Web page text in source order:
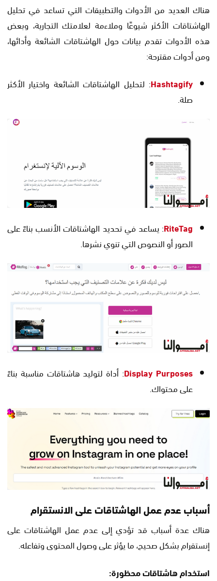
هناك العديد من الأدوات والتطبيقات التي تساعد في تحليل
الهاشتاقات الأكثر شيوعًا وملاءمة لعلامتك التجارية، وبعض
هذه الأدوات تقدم بيانات حول الهاشتاقات الشائعة وأدائها،
ومن أدوات مقترحة:
Hashtagify: لتحليل الهاشتاقات الشائعة واختيار الأكثر
صلة.
RiteTag: يساعد في تحديد الهاشتاقات الأنسب بناءً على
الصور أو النصوص التي تنوي نشرها.
Display Purposes: أداة لتوليد هاشتاقات مناسبة بناءً
على محتواك.
أسباب عدم عمل الهاشتاقات على الانستقرام
هناك عدة أسباب قد تؤدي إلى عدم عمل الهاشتاقات على
إنستقرام بشكل صحيح، ما يؤثر على وصول المحتوى وتفاعله.
استخدام هاشتاقات محظورة: